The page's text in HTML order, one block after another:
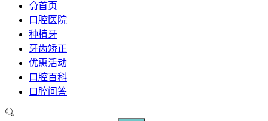
首页
口腔医院
种植牙
牙齿矫正
优惠活动
口腔百科
口腔问答